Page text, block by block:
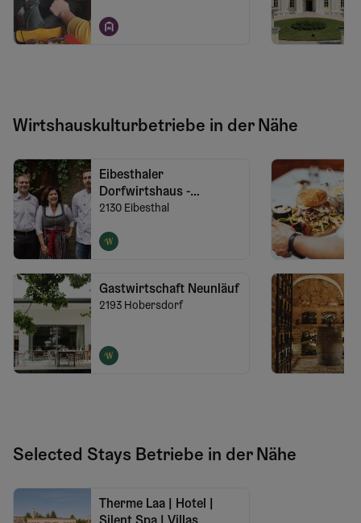
Wirtshauskulturbetriebe in der Nähe
Eibesthaler
Dorfwirtshaus -
Gasthaus Fritsch
2130 Eibesthal
Gastwirtschaft Neunläuf
2193 Hobersdorf
Selected Stays Betriebe in der Nähe
Therme Laa | Hotel |